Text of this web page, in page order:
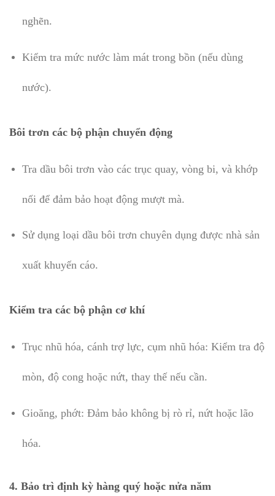
nghẽn.
Kiểm tra mức nước làm mát trong bồn (nếu dùng
nước).
Bôi trơn các bộ phận chuyển động
Tra dầu bôi trơn vào các trục quay, vòng bi, và khớp
nối để đảm bảo hoạt động mượt mà.
Sử dụng loại dầu bôi trơn chuyên dụng được nhà sản
xuất khuyến cáo.
Kiểm tra các bộ phận cơ khí
Trục nhũ hóa, cánh trợ lực, cụm nhũ hóa: Kiểm tra độ
mòn, độ cong hoặc nứt, thay thế nếu cần.
Gioăng, phớt: Đảm bảo không bị rò rỉ, nứt hoặc lão
hóa.
4. Bảo trì định kỳ hàng quý hoặc nửa năm